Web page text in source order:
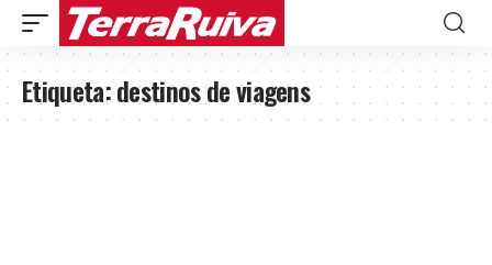
Etiqueta:destinos de viagens